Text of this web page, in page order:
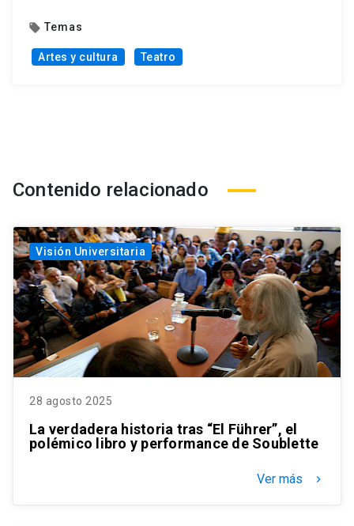
local_offer Temas
Artes y cultura Teatro
Contenido relacionado
Visión Universitaria
28 agosto 2025
La verdadera historia tras “El Führer”, el
polémico libro y performance de Soublette
Ver más keyboard_arrow_right